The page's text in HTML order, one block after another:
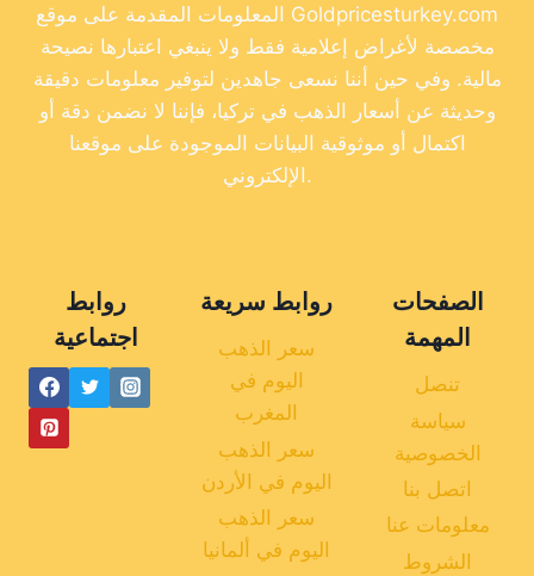
المعلومات المقدمة على موقع Goldpricesturkey.com
مخصصة لأغراض إعلامية فقط ولا ينبغي اعتبارها نصيحة
مالية. وفي حين أننا نسعى جاهدين لتوفير معلومات دقيقة
وحديثة عن أسعار الذهب في تركيا، فإننا لا نضمن دقة أو
اكتمال أو موثوقية البيانات الموجودة على موقعنا
الإلكتروني.
روابط
اجتماعية
روابط سريعة
سعر الذهب
اليوم في
المغرب
سعر الذهب
اليوم في الأردن
سعر الذهب
اليوم في ألمانيا
الصفحات
المهمة
تنصل
سياسة
الخصوصية
اتصل بنا
معلومات عنا
الشروط